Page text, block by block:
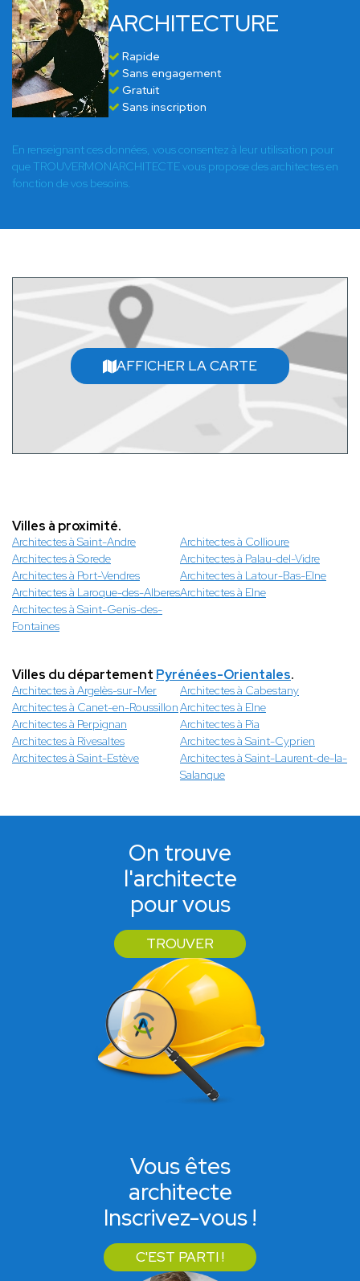
ARCHITECTURE
Rapide
Sans engagement
Gratuit
Sans inscription
En renseignant ces données, vous consentez à leur utilisation pour
que TROUVERMONARCHITECTE vous propose des architectes en
fonction de vos besoins.
AFFICHER LA CARTE
Villes à proximité.
Architectes à Saint-Andre
Architectes à Collioure
Architectes à Sorede
Architectes à Palau-del-Vidre
Architectes à Port-Vendres
Architectes à Latour-Bas-Elne
Architectes à Laroque-des-AlberesArchitectes à Elne
Architectes à Saint-Genis-des-
Fontaines
Villes du département Pyrénées-Orientales.
Architectes à Argelès-sur-Mer
Architectes à Cabestany
Architectes à Canet-en-RoussillonArchitectes à Elne
Architectes à Perpignan
Architectes à Pia
Architectes à Rivesaltes
Architectes à Saint-Cyprien
Architectes à Saint-Estève
Architectes à Saint-Laurent-de-la-
Salanque
On trouve
l'architecte
pour vous
TROUVER
Vous êtes
architecte
Inscrivez-vous !
C'EST PARTI !